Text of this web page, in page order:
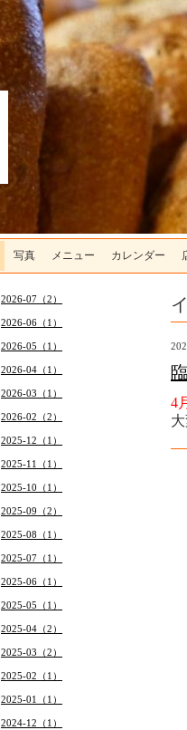
写真 メニュー カレンダー
4
2026-07（2）
2026-06（1）
2026-05（1）
2026-04（1）
2026-03（1）
2026-02（2）
2025-12（1）
2025-11（1）
2025-10（1）
2025-09（2）
2025-08（1）
2025-07（1）
2025-06（1）
2025-05（1）
2025-04（2）
2025-03（2）
2025-02（1）
2025-01（1）
2024-12（1）